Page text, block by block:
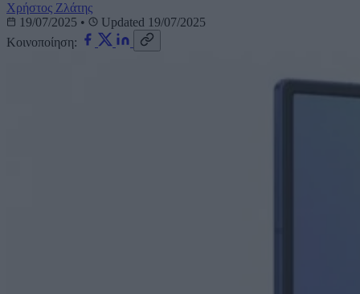
Χρήστος Ζλάτης
19/07/2025 •
Updated 19/07/2025
Κοινοποίηση: